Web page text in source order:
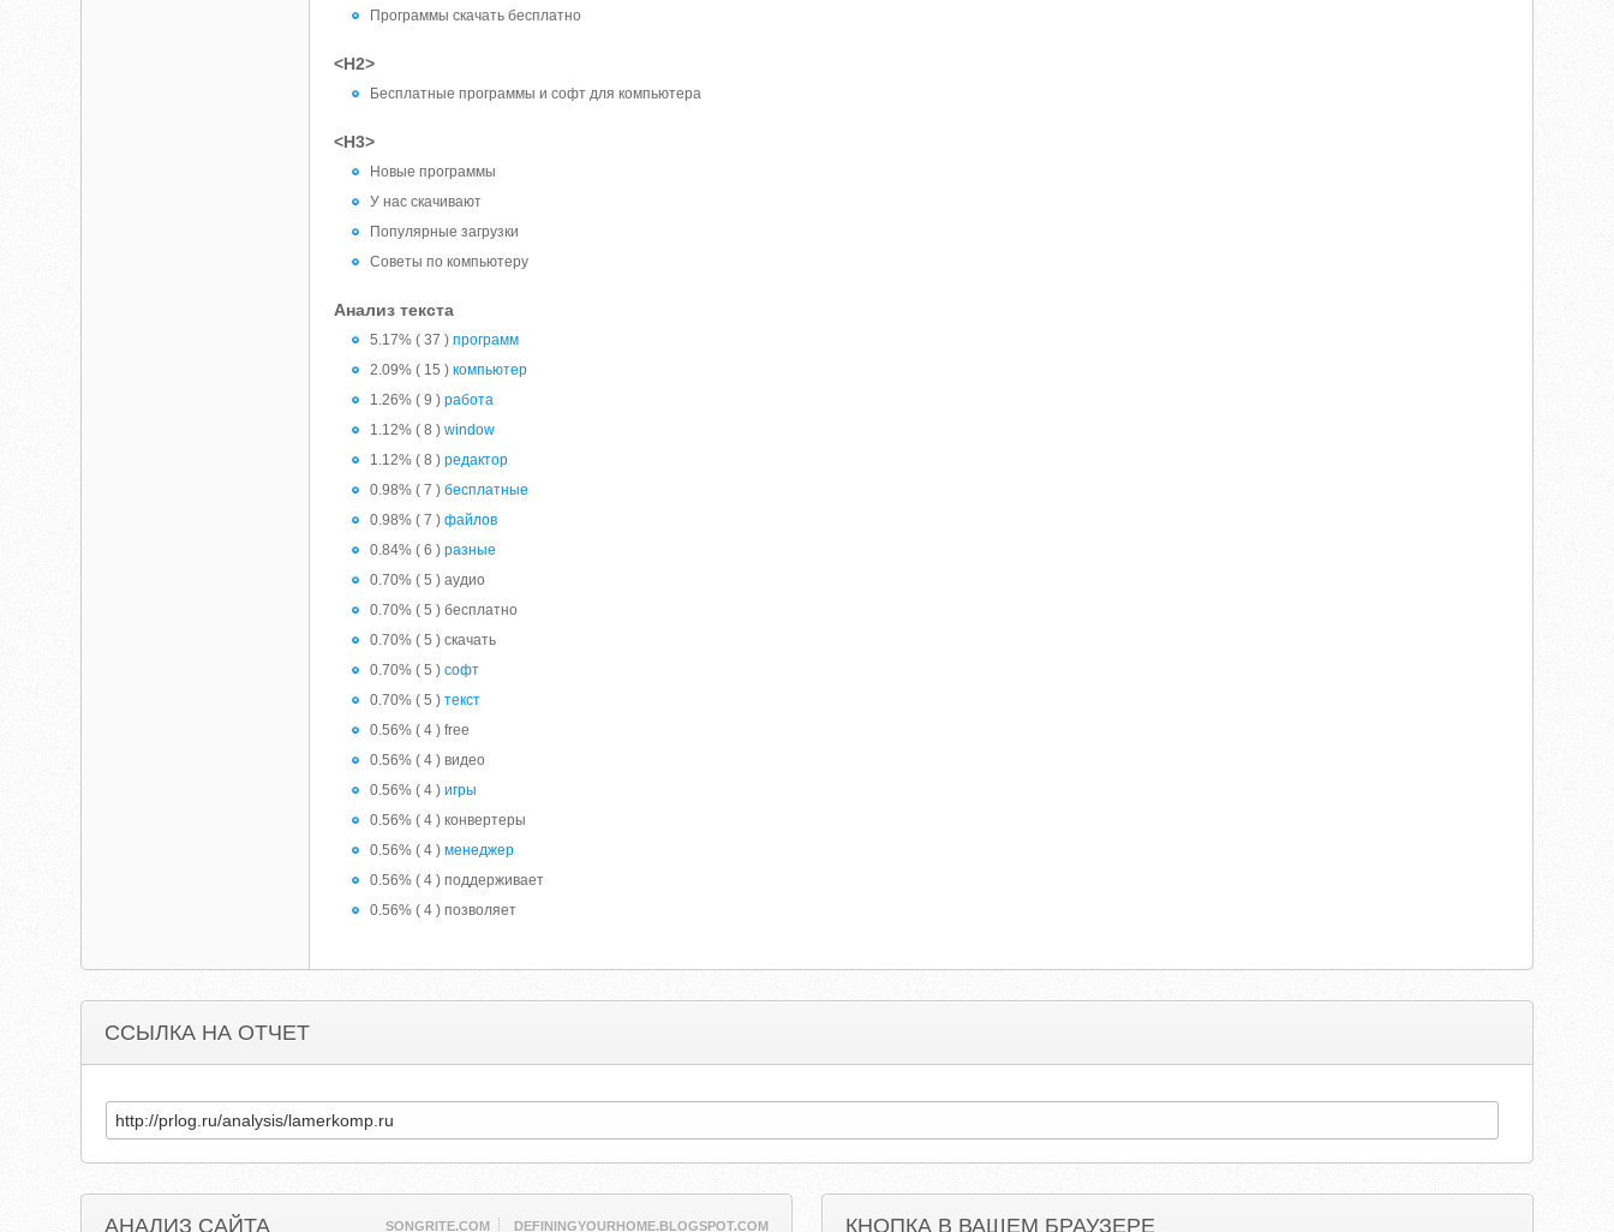
Программы скачать бесплатно
<H2>
Бесплатные программы и софт для компьютера
<H3>
Новые программы
У нас скачивают
Популярные загрузки
Советы по компьютеру
Анализ текста
5.17% ( 37 )программ
2.09% ( 15 )компьютер
1.26% ( 9 )работа
1.12% ( 8 )window
1.12% ( 8 )редактор
0.98% ( 7 )бесплатные
0.98% ( 7 )файлов
0.84% ( 6 )разные
0.70% ( 5 ) аудио
0.70% ( 5 ) бесплатно
0.70% ( 5 ) скачать
0.70% ( 5 )софт
0.70% ( 5 )текст
0.56% ( 4 ) free
0.56% ( 4 ) видео
0.56% ( 4 )игры
0.56% ( 4 ) конвертеры
0.56% ( 4 )менеджер
0.56% ( 4 ) поддерживает
0.56% ( 4 ) позволяет
ССЫЛКА НА ОТЧЕТ
АНАЛИЗ САЙТА SONGRITE.COM DEFININGYOURHOME.BLOGSPOT.COM КНОПКА В ВАШЕМ БРАУЗЕРЕ